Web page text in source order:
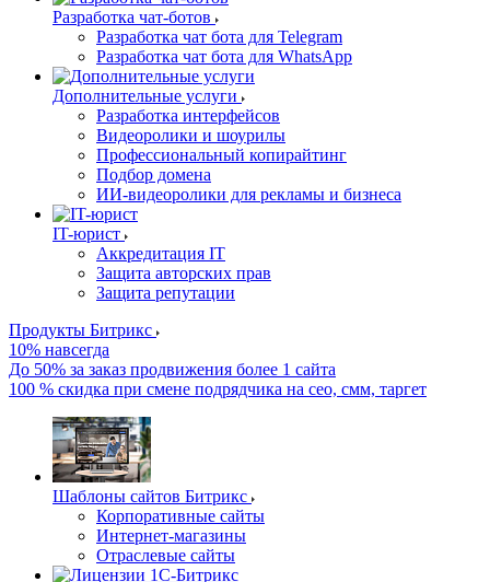
Разработка чат-ботов
Разработка чат бота для Telegram
Разработка чат бота для WhatsApp
Дополнительные услуги
Разработка интерфейсов
Видеоролики и шоурилы
Профессиональный копирайтинг
Подбор домена
ИИ-видеоролики для рекламы и бизнеса
IT-юрист
Аккредитация IT
Защита авторских прав
Защита репутации
Продукты Битрикс
10% навсегда
До 50% за заказ продвижения более 1 сайта
100 % скидка при смене подрядчика на сео, смм, таргет
Шаблоны сайтов Битрикс
Корпоративные сайты
Интернет-магазины
Отраслевые сайты